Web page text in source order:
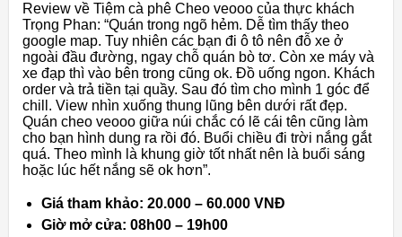
Review về Tiệm cà phê Cheo veooo của thực khách
Trọng Phan: “Quán trong ngõ hẻm. Dễ tìm thấy theo
google map. Tuy nhiên các bạn đi ô tô nên đỗ xe ở
ngoài đầu đường, ngay chỗ quán bò tơ. Còn xe máy và
xe đạp thì vào bên trong cũng ok. Đồ uống ngon. Khách
order và trả tiền tại quầy. Sau đó tìm cho mình 1 góc để
chill. View nhìn xuống thung lũng bên dưới rất đẹp.
Quán cheo veooo giữa núi chắc có lẽ cái tên cũng làm
cho bạn hình dung ra rồi đó. Buổi chiều đi trời nắng gắt
quá. Theo mình là khung giờ tốt nhất nên là buổi sáng
hoặc lúc hết nắng sẽ ok hơn”.
Giá tham khảo: 20.000 – 60.000 VNĐ
Giờ mở cửa: 08h00 – 19h00